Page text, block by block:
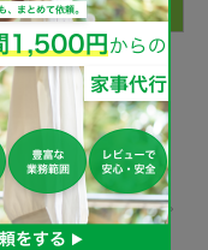
スの種類
スは下記となります。